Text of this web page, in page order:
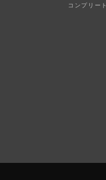
コンプリート